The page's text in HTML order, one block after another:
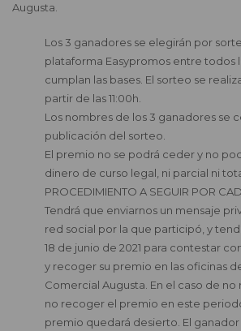
Augusta.
Los 3 ganadores se elegirán por
plataforma Easypromos entre todos
cumplan las bases. El sorteo se
partir de las 11:00h.
Los nombres de los 3 ganadores se
publicación del sorteo.
El premio no se podrá ceder y no
dinero de curso legal, ni parcial ni
PROCEDIMIENTO A SEGUIR POR
Tendrá que enviarnos un mensaje
red social por la que participó, y
18 de junio de 2021 para contestar
y recoger su premio en las oficinas
Comercial Augusta. En el caso de
no recoger el premio en este
premio quedará desierto. El